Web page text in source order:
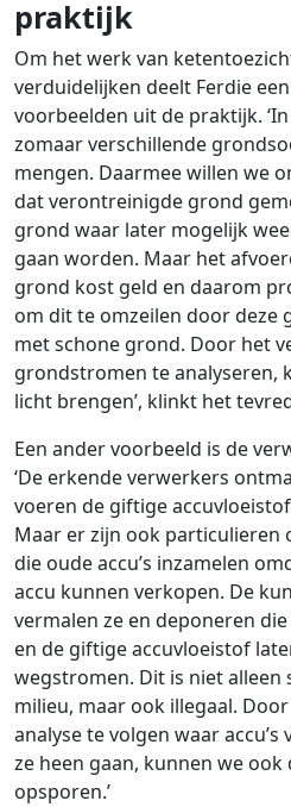
praktijk
Om het werk van
verduidelijken deelt Ferdie
voorbeelden uit de praktijk.
zomaar verschillende
mengen. Daarmee willen we
dat verontreinigde grond
grond waar later mogelijk
gaan worden. Maar het
grond kost geld en daarom
om dit te omzeilen door deze
met schone grond. Door het
grondstromen te analyseren,
licht brengen’, klinkt het
Een ander voorbeeld is de
‘De erkende verwerkers
voeren de giftige
Maar er zijn ook particulieren
die oude accu’s inzamelen
accu kunnen verkopen. De
vermalen ze en deponeren
en de giftige accuvloeistof
wegstromen. Dit is niet alleen
milieu, maar ook illegaal.
analyse te volgen waar
ze heen gaan, kunnen we
opsporen.’